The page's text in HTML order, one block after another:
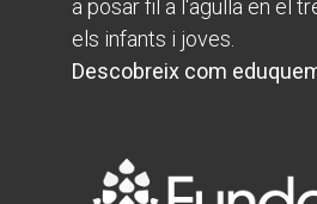
a posar fil a l'agulla en el
els infants i joves.
Descobreix com